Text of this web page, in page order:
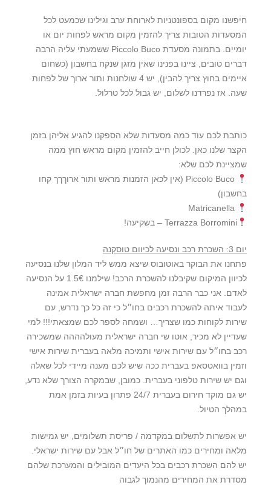
חיפשנו מקום בספונטניות לארוחת ערב וגילינו שכמעט לכל
המסעדות הטובות צריך להזמין מקום מראש לפחות יום או
יומיים. בתמונה מסעדת Piccolo Buco ששמעתי עליה הרבה
דברים טובים, ציינו בפנינו שאין מזגן שנקח בחשבון (כשחום
איימים בחוץ צריך להבין), יש 4 שולחנות ותור ארוך של לפחות
שעה. אז נפרדנו לשלום, יש גבול לכל טרלול.
כותבת לכם עוד כמה מסעדות שלא הספקנו להגיע אליהן בזמן
הקצר שלנו כאן. לכולן חייב להזמין מקום מראש חוץ ממה
שמציינת לכם שלא:
Piccolo Buco (אין לכאן הזמנות מראש ותור ארוךךך קחו
בחשבון)
Terrazza Borromini – בשקיעה!
יום 3: השכרת רכב ונסיעה לכיוום טוסקנה
פתחנו את הבוקר באוטובוס שיצא ממש ליד המלון שלנו בנסיעה
לכיוון המיקום שקיבלנו להשכרת הרכב! שילמנו 1.5€ על הנסיעה
לאדם. אני כבר הרבה זמן מחפשת חברה ישראלית אמינה
לעבוד איתה להשכרת רכבים בחו״ל כי זה כל כך נדרש, עם
שירות לקוחות כמו שצריך… ושמחה לספר לכם שמצאתי!!! למי
שעדיין לא מכיר, אוטו שי חברה ישראלית מעולהההה שמשכירה
רכב בחו״ל עם שירות אישי ותמיכה מלאה בעברית שירות אישי
וזמין בוואטסאפ בעברית ככה שיש לכם מענה מיידי לכל שאלה
וגם יש שירות טלפוני בעברית. כמובן, שבמקרה הצורך שלא נדע,
יש גם מוקד חירום בעברית 24/7 פתרון בעיות בזמן אמת
במהלך הטיול.
יש אפשרות לתשלום במקדמה / פריסת תשלומים, יש גמישות
מלאה ומחירים כמו האתרים של חו״ל אבל עם שירות ישראלי.
יש להם השכרת רכבים בכל היעדים המובילים והמערכת שלהם
מסדרת את המחירים מהנמוך לגבוה